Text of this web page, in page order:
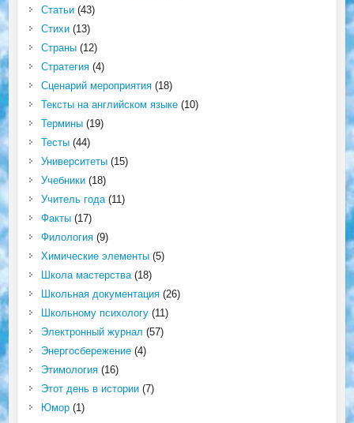
Статьи(43)
Стихи(13)
Страны(12)
Стратегия(4)
Сценарий мероприятия(18)
Тексты на английском языке(10)
Термины(19)
Тесты(44)
Университеты(15)
Учебники(18)
Учитель года(11)
Факты(17)
Филология(9)
Химические элементы(5)
Школа мастерства(18)
Школьная документация(26)
Школьному психологу(11)
Электронный журнал (57)
Энергосбережение(4)
Этимология(16)
Этот день в истории(7)
Юмор(1)